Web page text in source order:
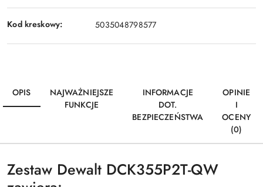
Kod kreskowy: 5035048798577
OPIS
NAJWAŻNIEJSZE
FUNKCJE
INFORMACJE
DOT.
BEZPIECZEŃSTWA
OPINIE
I
OCENY
(0)
Zestaw Dewalt DCK355P2T-QW